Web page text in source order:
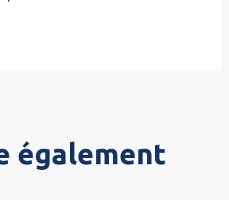
également